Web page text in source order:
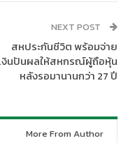
ละอนาคต อย่างยั่งยืน
NEXT POST
สหประกันชีวิต พร้อมจ่าย
งินปันผลให้สหกรณ์ผู้ถือหุ้น
หลังรอมานานกว่า 27 ปี
More From Author